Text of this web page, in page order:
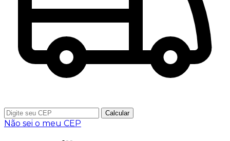
Calcular
Não sei o meu CEP